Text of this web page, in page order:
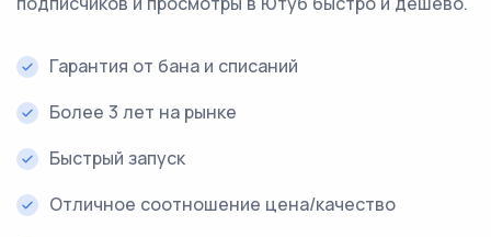
Гарантия от бана и списаний
Более 3 лет на рынке
Быстрый запуск
Отличное соотношение цена/качество